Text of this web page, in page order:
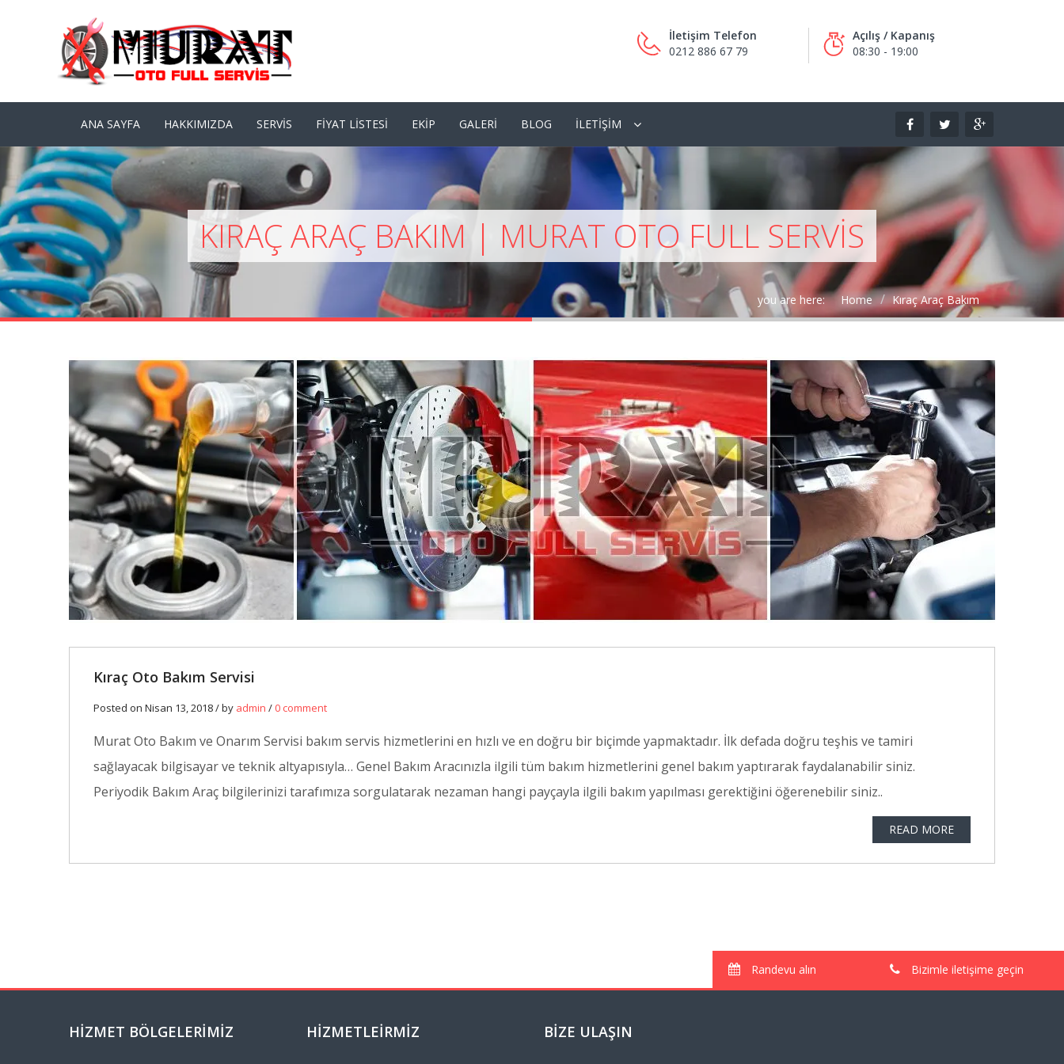
İletişim Telefon
0212 886 67 79
Açılış / Kapanış
08:30 - 19:00
ANA SAYFA HAKKIMIZDA SERVIS FIYAT LISTESI EKIP GALERI BLOG İLETIŞIM
KIRAÇ ARAÇ BAKIM | MURAT OTO FULL SERVIS
you are here: Home Kıraç Araç Bakım
Kıraç Oto Bakım Servisi
Posted on Nisan 13, 2018 / by admin / 0 comment
Murat Oto Bakım ve Onarım Servisi bakım servis hizmetlerini en hızlı ve en doğru bir biçimde yapmaktadır. İlk defada doğru teşhis ve tamiri
sağlayacak bilgisayar ve teknik altyapısıyla… Genel Bakım Aracınızla ilgili tüm bakım hizmetlerini genel bakım yaptırarak faydalanabilir siniz.
Periyodik Bakım Araç bilgilerinizi tarafımıza sorgulatarak nezaman hangi payçayla ilgili bakım yapılması gerektiğini öğerenebilir siniz..
READ MORE
Randevu alın Bizimle iletişime geçin
HIZMET BÖLGELERIMIZ HIZMETLEIRMIZ BIZE ULAŞIN